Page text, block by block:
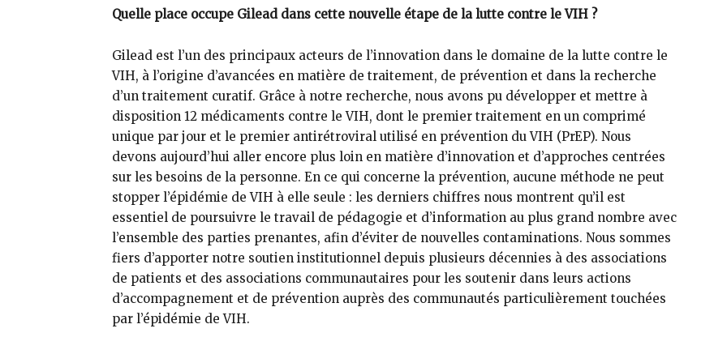
Quelle place occupe Gilead dans cette nouvelle étape de la lutte contre le VIH ?
Gilead est l’un des principaux acteurs de l’innovation dans le domaine de la lutte contre le
VIH, à l’origine d’avancées en matière de traitement, de prévention et dans la recherche
d’un traitement curatif. Grâce à notre recherche, nous avons pu développer et mettre à
disposition 12 médicaments contre le VIH, dont le premier traitement en un comprimé
unique par jour et le premier antirétroviral utilisé en prévention du VIH (PrEP). Nous
devons aujourd’hui aller encore plus loin en matière d’innovation et d’approches centrées
sur les besoins de la personne. En ce qui concerne la prévention, aucune méthode ne peut
stopper l’épidémie de VIH à elle seule : les derniers chiffres nous montrent qu’il est
essentiel de poursuivre le travail de pédagogie et d’information au plus grand nombre avec
l’ensemble des parties prenantes, afin d’éviter de nouvelles contaminations. Nous sommes
fiers d’apporter notre soutien institutionnel depuis plusieurs décennies à des associations
de patients et des associations communautaires pour les soutenir dans leurs actions
d’accompagnement et de prévention auprès des communautés particulièrement touchées
par l’épidémie de VIH.